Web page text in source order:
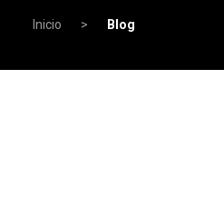
Inicio > Blog